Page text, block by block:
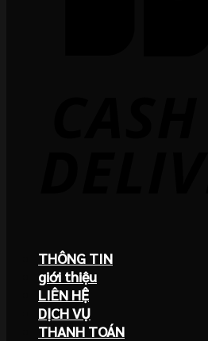
THÔNG TIN
giới thiệu
LIÊN HỆ
DỊCH VỤ
THANH TOÁN